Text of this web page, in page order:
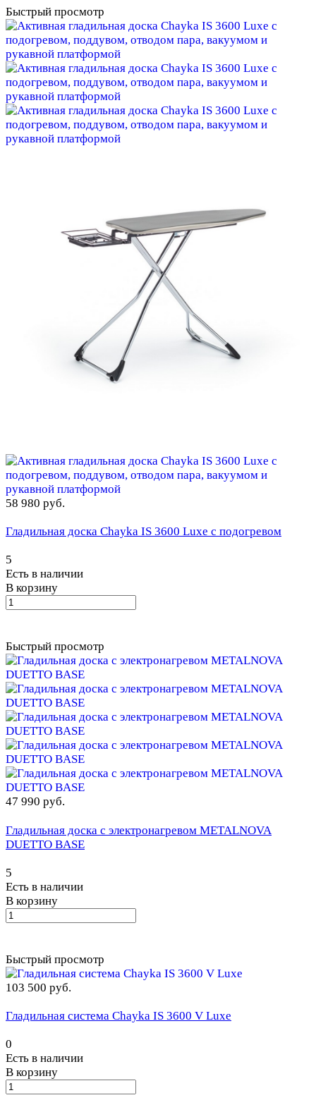
Быстрый просмотр
58 980 руб.
Гладильная доска Chayka IS 3600 Luxe с подогревом
5
Есть в наличии
В корзину
Быстрый просмотр
47 990 руб.
Гладильная доска с электронагревом METALNOVA
DUETTO BASE
5
Есть в наличии
В корзину
Быстрый просмотр
103 500 руб.
Гладильная система Chayka IS 3600 V Luxe
0
Есть в наличии
В корзину